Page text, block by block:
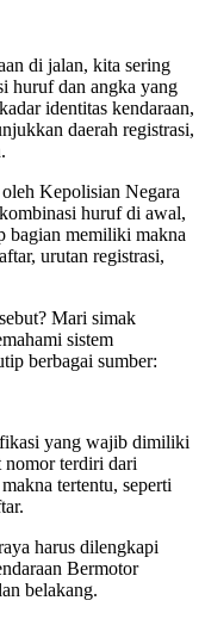
di jalan, kita sering
huruf dan angka yang
identitas kendaraan,
daerah registrasi,
Kepolisian Negara
huruf di awal,
bagian memiliki makna
urutan registrasi,
Mari simak
sistem
berbagai sumber:
yang wajib dimiliki
nomor terdiri dari
tertentu, seperti
harus dilengkapi
Bermotor
belakang.